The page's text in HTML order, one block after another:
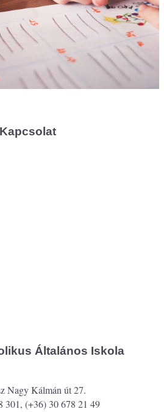
Kapcsolat
Általános Iskola
Nagy Kálmán út 27.
301, (+36) 30 678 21 49